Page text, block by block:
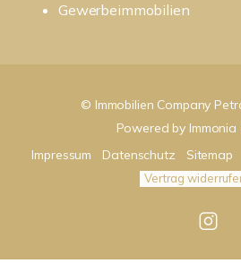
Gewerbeimmobilien
© Immobilien Company
Powered by Immonia
Impressum
Datenschutz Sitemap
Vertrag